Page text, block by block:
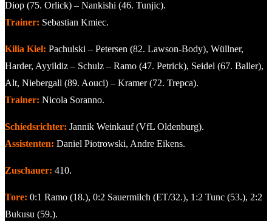
Diop (75. Orlick) – Nankishi (46. Tunjic).
Trainer: Sebastian Kmiec.
Kilia Kiel: Pachulski – Petersen (82. Lawson-Body), Wüllner,
Harder, Ayyildiz – Schulz – Ramo (47. Petrick), Seidel (67. Baller),
Alt, Niebergall (89. Aouci) – Kramer (72. Trepca).
Trainer: Nicola Soranno.
Schiedsrichter: Jannik Weinkauf (VfL Oldenburg).
Assistenten: Daniel Piotrowski, Andre Eikens.
Zuschauer: 410.
Tore: 0:1 Ramo (18.), 0:2 Sauermilch (ET/32.), 1:2 Tunc (53.), 2:2
Bukusu (59.).